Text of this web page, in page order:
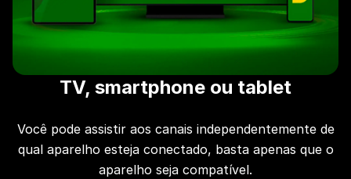
TV, smartphone ou tablet
Você pode assistir aos canais independentemente de
qual aparelho esteja conectado, basta apenas que o
aparelho seja compatível.